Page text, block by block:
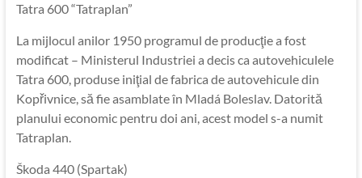
Tatra 600 “Tatraplan”
La mijlocul anilor 1950 programul de producţie a fost
modificat – Ministerul Industriei a decis ca autovehiculele
Tatra 600, produse iniţial de fabrica de autovehicule din
Kopřivnice, să fie asamblate în Mladá Boleslav. Datorită
planului economic pentru doi ani, acest model s-a numit
Tatraplan.
Škoda 440 (Spartak)